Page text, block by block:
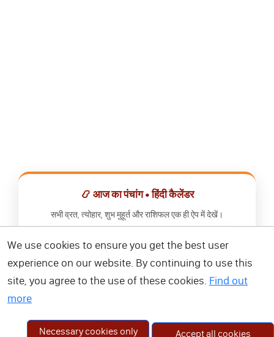
📿 आज का पंचांग • हिंदी कैलेंडर
सभी व्रत, त्योहार, शुभ मुहूर्त और राशिफल एक ही ऐप में देखें।
📅 हिंदी कैलेंडर ऐप डाउनलोड करें
We use cookies to ensure you get the best user
experience on our website. By continuing to use this
site, you agree to the use of these cookies. Find out
more
Necessary cookies only Accept all cookies